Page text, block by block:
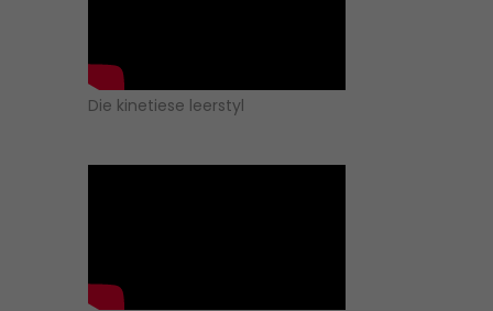
Die kinetiese leerstyl